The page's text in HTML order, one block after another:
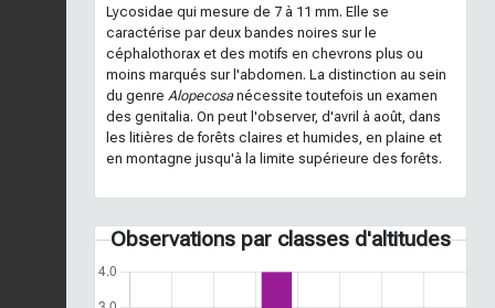
Lycosidae qui mesure de 7 à 11 mm. Elle se
caractérise par deux bandes noires sur le
céphalothorax et des motifs en chevrons plus ou
moins marqués sur l'abdomen. La distinction au sein
du genre Alopecosanécessite toutefois un examen
des genitalia. On peut l'observer, d'avril à août, dans
les litières de forêts claires et humides, en plaine et
en montagne jusqu'à la limite supérieure des forêts.
Observations par classes d'altitudes